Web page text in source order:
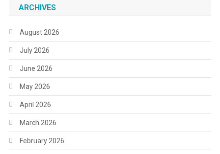
ARCHIVES
August 2026
July 2026
June 2026
May 2026
April 2026
March 2026
February 2026